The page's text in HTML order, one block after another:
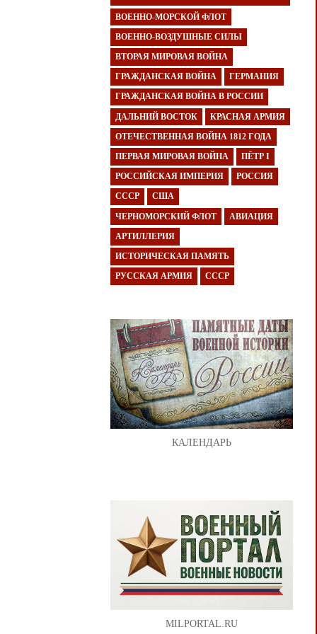
ВОЕННО-МОРСКОЙ ФЛОТ
ВОЕННО-ВОЗДУШНЫЕ СИЛЫ
ВТОРАЯ МИРОВАЯ ВОЙНА
ГРАЖДАНСКАЯ ВОЙНА ГЕРМАНИЯ
ГРАЖДАНСКАЯ ВОЙНА В РОССИИ
ДАЛЬНИЙ ВОСТОК КРАСНАЯ АРМИЯ
ОТЕЧЕСТВЕННАЯ ВОЙНА 1812 ГОДА
ПЕРВАЯ МИРОВАЯ ВОЙНА ПЁТР I
РОССИЙСКАЯ ИМПЕРИЯ РОССИЯ
СССР США
ЧЕРНОМОРСКИЙ ФЛОТ АВИАЦИЯ
АРТИЛЛЕРИЯ
ИСТОРИЧЕСКАЯ ПАМЯТЬ
РУССКАЯ АРМИЯ СССР
КАЛЕНДАРЬ
MILPORTAL.RU